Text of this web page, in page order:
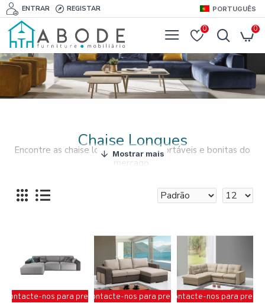
ENTRAR REGISTAR PORTUGUÊS
0 0
Chaise Longues
Encontre as chaise longues mais confortáveis e bonitas do
mercado.
confortável para relaxar depois de um longo dia de
A nossa loja apresenta uma coleção de chaise longues para
interiores de vários materiais e designs.
Contacte-nos para preçoContacte-nos para preçoContacte-nos para preço